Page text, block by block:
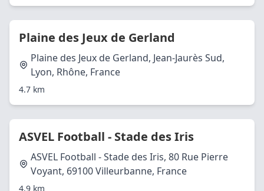
Plaine des Jeux de Gerland
Plaine des Jeux de Gerland, Jean-Jaurès Sud,
Lyon, Rhône, France
4.7 km
ASVEL Football - Stade des Iris
ASVEL Football - Stade des Iris, 80 Rue Pierre
Voyant, 69100 Villeurbanne, France
4.9 km